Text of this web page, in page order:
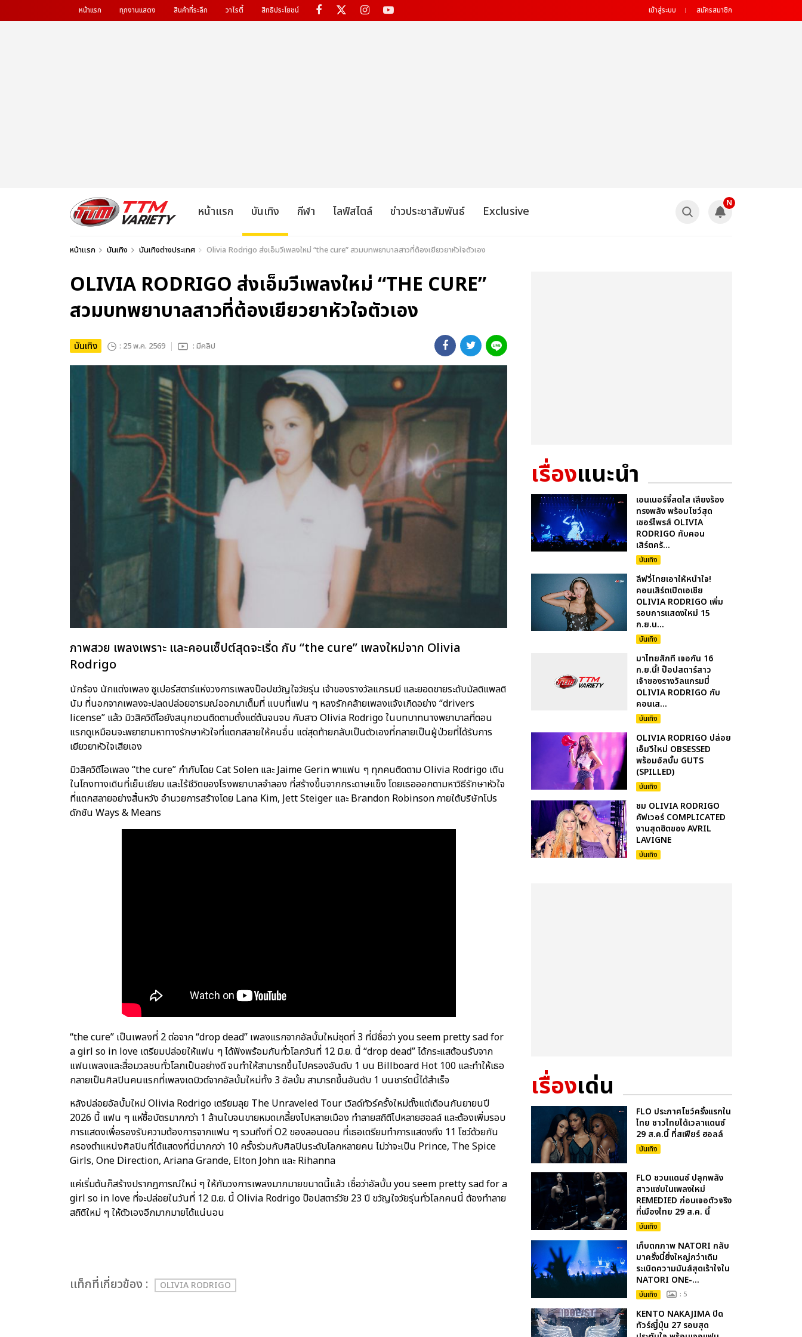
หน้าแรก ทุกงานแสดง สินค้าที่ระลึก วาไรตี้ สิทธิประโยชน์ เข้าสู่ระบบ สมัครสมาชิก
หน้าแรก บันเทิง กีฬา ไลฟ์สไตล์ ข่าวประชาสัมพันธ์ Exclusive
N
หน้าแรก บันเทิง บันเทิงต่างประเทศ Olivia Rodrigo ส่งเอ็มวีเพลงใหม่ “the cure” สวมบทพยาบาลสาวที่ต้องเยียวยาหัวใจตัวเอง
OLIVIA RODRIGO ส่งเอ็มวีเพลงใหม่ “THE CURE”
สวมบทพยาบาลสาวที่ต้องเยียวยาหัวใจตัวเอง
บันเทิง : 25 พ.ค. 2569 : มีคลิป
ภาพสวย เพลงเพราะ และคอนเซ็ปต์สุดจะเริ่ด กับ “the cure” เพลงใหม่จาก Olivia
Rodrigo
นักร้อง นักแต่งเพลง ซูเปอร์สตาร์แห่งวงการเพลงป็อปขวัญใจวัยรุ่น เจ้าของรางวัลแกรมมี และยอดขายระดับมัลติแพลติ
นัม ที่นอกจากเพลงจะปลดปล่อยอารมณ์ออกมาเต็มที่ แบบที่แฟน ๆ หลงรักคล้ายเพลงแจ้งเกิดอย่าง “drivers
license” แล้ว มิวสิควิดีโอยังสนุกชวนติดตามตั้งแต่ต้นจนจบ กับสาว Olivia Rodrigo ในบทบาทนางพยาบาลที่ตอน
แรกดูเหมือนจะพยายามหาทางรักษาหัวใจที่แตกสลายให้คนอื่น แต่สุดท้ายกลับเป็นตัวเองที่กลายเป็นผู้ป่วยที่ได้รับการ
เยียวยาหัวใจเสียเอง
มิวสิควิดีโอเพลง “the cure” กำกับโดย Cat Solen และ Jaime Gerin พาแฟน ๆ ทุกคนติดตาม Olivia Rodrigo เดิน
ในโถงทางเดินที่เย็นเยียบ และไร้ชีวิตของโรงพยาบาลจำลอง ที่สร้างขึ้นจากกระดาษแข็ง โดยเธอออกตามหาวิธีรักษาหัวใจ
ที่แตกสลายอย่างสิ้นหวัง อำนวยการสร้างโดย Lana Kim, Jett Steiger และ Brandon Robinson ภายใต้บริษัทโปร
ดักชัน Ways & Means
“the cure” เป็นเพลงที่ 2 ต่อจาก “drop dead” เพลงแรกจากอัลบั้มใหม่ชุดที่ 3 ที่มีชื่อว่า you seem pretty sad for
a girl so in love เตรียมปล่อยให้แฟน ๆ ได้ฟังพร้อมกันทั่วโลกวันที่ 12 มิ.ย. นี้ “drop dead” ได้กระแสต้อนรับจาก
แฟนเพลงและสื่อมวลชนทั่วโลกเป็นอย่างดี จนทำให้สามารถขึ้นไปครองอันดับ 1 บน Billboard Hot 100 และทำให้เธอ
กลายเป็นศิลปินคนแรกที่เพลงเดบิวต์จากอัลบั้มใหม่ทั้ง 3 อัลบั้ม สามารถขึ้นอันดับ 1 บนชาร์ตนี้ได้สำเร็จ
หลังปล่อยอัลบั้มใหม่ Olivia Rodrigo เตรียมลุย The Unraveled Tour เวิลด์ทัวร์ครั้งใหม่ตั้งแต่เดือนกันยายนปี
2026 นี้ แฟน ๆ แห่ซื้อบัตรมากกว่า 1 ล้านใบจนขายหมดเกลี้ยงไปหลายเมือง ทำลายสถิติไปหลายฮอลล์ และต้องเพิ่มรอบ
การแสดงเพื่อรองรับความต้องการจากแฟน ๆ รวมถึงที่ O2 ของลอนดอน ที่เธอเตรียมทำการแสดงถึง 11 โชว์ด้วยกัน
ครองตำแหน่งศิลปินที่ได้แสดงที่นี่มากกว่า 10 ครั้งร่วมกับศิลปินระดับโลกหลายคน ไม่ว่าจะเป็น Prince, The Spice
Girls, One Direction, Ariana Grande, Elton John และ Rihanna
แค่เริ่มต้นก็สร้างปรากฏการณ์ใหม่ ๆ ให้กับวงการเพลงมากมายขนาดนี้แล้ว เชื่อว่าอัลบั้ม you seem pretty sad for a
girl so in love ที่จะปล่อยในวันที่ 12 มิ.ย. นี้ Olivia Rodrigo ป็อปสตาร์วัย 23 ปี ขวัญใจวัยรุ่นทั่วโลกคนนี้ ต้องทำลาย
สถิติใหม่ ๆ ให้ตัวเองอีกมากมายได้แน่นอน
เเท็กที่เกี่ยวข้อง : OLIVIA RODRIGO
เรื่องแนะนำ
เอนเนอร์จี้สดใส เสียงร้อง
ทรงพลัง พร้อมโชว์สุด
เซอร์ไพรส์ OLIVIA
RODRIGO กับคอน
เสิร์ตครั...
บันเทิง
ลีฟวี่ไทยเอาให้หนำใจ!
คอนเสิร์ตเปิดเอเชีย
OLIVIA RODRIGO เพิ่ม
รอบการแสดงใหม่ 15
ก.ย.น...
บันเทิง
มาไทยสักที เจอกัน 16
ก.ย.นี้! ป็อปสตาร์สาว
เจ้าของรางวัลแกรมมี่
OLIVIA RODRIGO กับ
คอนเส...
บันเทิง
OLIVIA RODRIGO ปล่อย
เอ็มวีใหม่ OBSESSED
พร้อมอัลบั้ม GUTS
(SPILLED)
บันเทิง
ชม OLIVIA RODRIGO
คัฟเวอร์ COMPLICATED
งานสุดฮิตของ AVRIL
LAVIGNE
บันเทิง
เรื่องเด่น
FLO ประกาศโชว์ครั้งแรกใน
ไทย ชาวไทยได้เวลาแดนซ์
29 ส.ค.นี้ ที่สเฟียร์ ฮอลล์
บันเทิง
FLO ชวนแดนซ์ ปลุกพลัง
สาวแซ่บในเพลงใหม่
REMEDIED ก่อนเจอตัวจริง
ที่เมืองไทย 29 ส.ค. นี้
บันเทิง
เก็บตกภาพ NATORI กลับ
มาครั้งนี้ยิ่งใหญ่กว่าเดิม
ระเบิดความมันส์สุดเร้าใจใน
NATORI ONE-...
บันเทิง : 5
KENTO NAKAJIMA ปิด
ทัวร์ญี่ปุ่น 27 รอบสุด